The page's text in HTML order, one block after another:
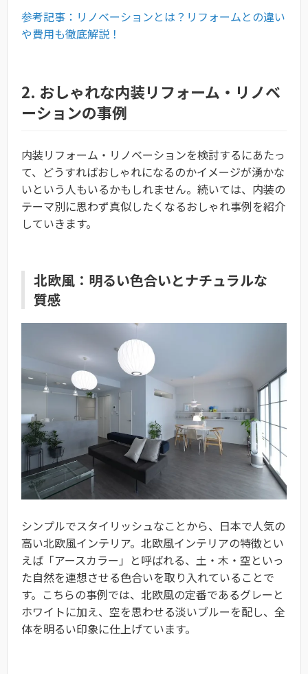
参考記事：リノベーションとは？リフォームとの違い
や費用も徹底解説！
2. おしゃれな内装リフォーム・リノベ
ーションの事例
内装リフォーム・リノベーションを検討するにあたっ
て、どうすればおしゃれになるのかイメージが湧かな
いという人もいるかもしれません。続いては、内装の
テーマ別に思わず真似したくなるおしゃれ事例を紹介
していきます。
北欧風：明るい色合いとナチュラルな
質感
シンプルでスタイリッシュなことから、日本で人気の
高い北欧風インテリア。北欧風インテリアの特徴とい
えば「アースカラー」と呼ばれる、土・木・空といっ
た自然を連想させる色合いを取り入れていることで
す。こちらの事例では、北欧風の定番であるグレーと
ホワイトに加え、空を思わせる淡いブルーを配し、全
体を明るい印象に仕上げています。